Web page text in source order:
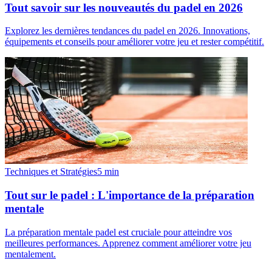
Tout savoir sur les nouveautés du padel en 2026
Explorez les dernières tendances du padel en 2026. Innovations,
équipements et conseils pour améliorer votre jeu et rester compétitif.
Techniques et Stratégies5 min
Tout sur le padel : L'importance de la préparation
mentale
La préparation mentale padel est cruciale pour atteindre vos
meilleures performances. Apprenez comment améliorer votre jeu
mentalement.